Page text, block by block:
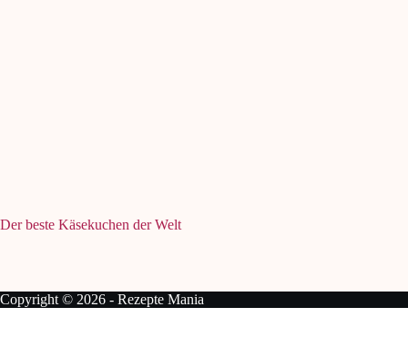
Der beste Käsekuchen der Welt
Copyright © 2026 - Rezepte Mania